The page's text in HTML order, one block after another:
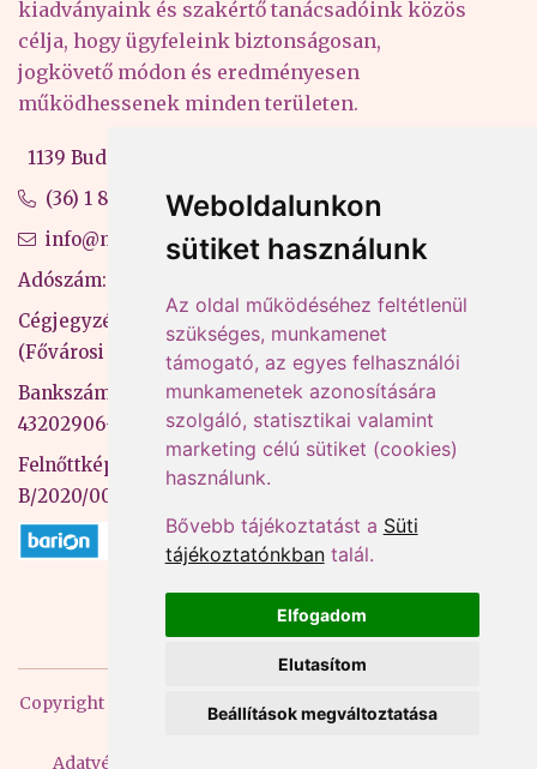
Weboldalunkon
sütiket használunk
Az oldal működéséhez feltétlenül
szükséges, munkamenet
támogató, az egyes felhasználói
munkamenetek azonosítására
szolgáló, statisztikai valamint
marketing célú sütiket (cookies)
használunk.
Bővebb tájékoztatást a Süti
tájékoztatónkbantalál.
Elfogadom
Elutasítom
Beállítások megváltoztatása
kiadványaink és szakértő tanácsadóink közös
célja, hogy ügyfeleink biztonságosan,
jogkövető módon és eredményesen
működhessenek minden területen.
1139 Budapest, Váci út 99-105. 4. em.
(36) 1 880 76 00
info@mprx.hu
Adószám: 13598145-2-41
Cégjegyzékszám: 01-09-883770
(Fővárosi Bíróság)
Bankszámlaszám: CIB Bank, 10700581-
43202906-51100005
Felnőttképzési nyilvántartási szám:
B/2020/000053
Copyright 2026 Mprx. Minden jog fenntartva
Adatvédelem